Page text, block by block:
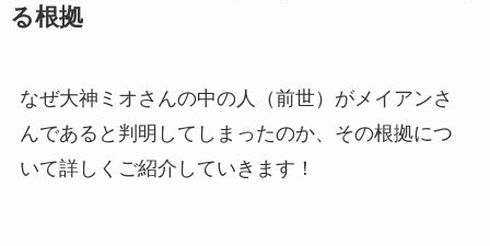
る根拠
なぜ大神ミオさんの中の人（前世）がメイアンさ
んであると判明してしまったのか、その根拠につ
いて詳しくご紹介していきます！